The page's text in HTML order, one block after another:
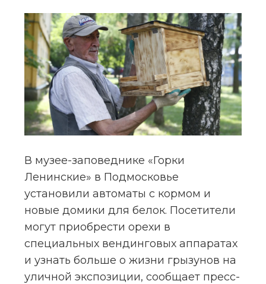
В музее-заповеднике «Горки
Ленинские» в Подмосковье
установили автоматы с кормом и
новые домики для белок. Посетители
могут приобрести орехи в
специальных вендинговых аппаратах
и узнать больше о жизни грызунов на
уличной экспозиции, сообщает пресс-